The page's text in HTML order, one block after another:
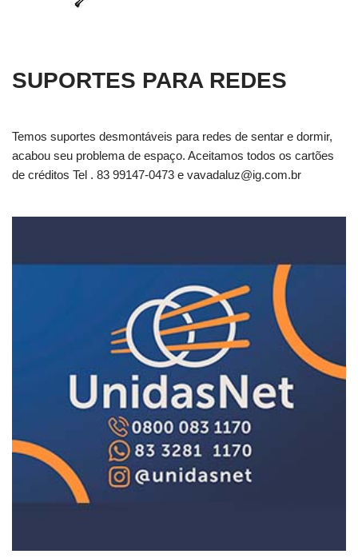
SUPORTES PARA REDES
Temos suportes desmontáveis para redes de sentar e dormir,
acabou seu problema de espaço. Aceitamos todos os cartões
de créditos Tel . 83 99147-0473 e vavadaluz@ig.com.br